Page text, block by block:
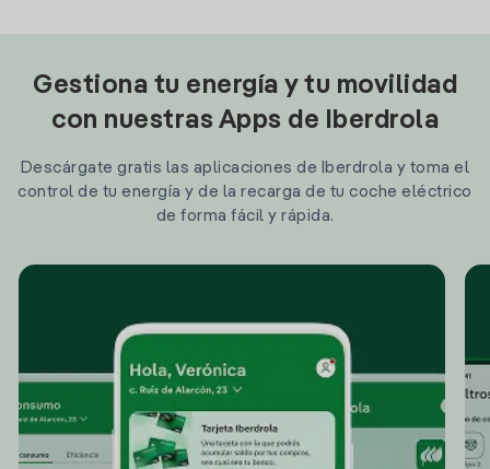
Gestiona tu energía y tu movilidad
con nuestras Apps de Iberdrola
Descárgate gratis las aplicaciones de Iberdrola y toma el
control de tu energía y de la recarga de tu coche eléctrico
de forma fácil y rápida.